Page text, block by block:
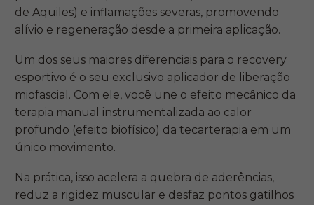
de Aquiles) e inflamações severas, promovendo
alívio e regeneração desde a primeira aplicação.
Um dos seus maiores diferenciais para o recovery
esportivo é o seu exclusivo aplicador de liberação
miofascial. Com ele, você une o efeito mecânico da
terapia manual instrumentalizada ao calor
profundo (efeito biofísico) da tecarterapia em um
único movimento.
Na prática, isso acelera a quebra de aderências,
reduz a rigidez muscular e desfaz pontos gatilhos